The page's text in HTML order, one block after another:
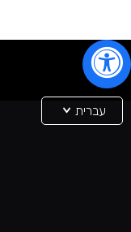
עברית